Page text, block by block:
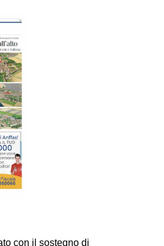
con il sostegno di